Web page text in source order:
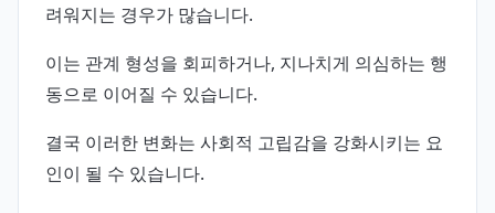
려워지는 경우가 많습니다.
이는 관계 형성을 회피하거나, 지나치게 의심하는 행
동으로 이어질 수 있습니다.
결국 이러한 변화는 사회적 고립감을 강화시키는 요
인이 될 수 있습니다.